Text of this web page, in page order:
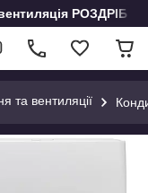
РОЗДРІБ
та вентиляції